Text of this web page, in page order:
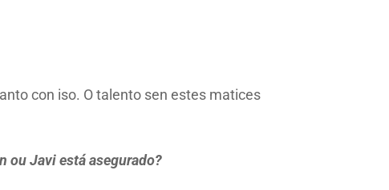
con iso. O talento sen estes matices
ou Javi está asegurado?